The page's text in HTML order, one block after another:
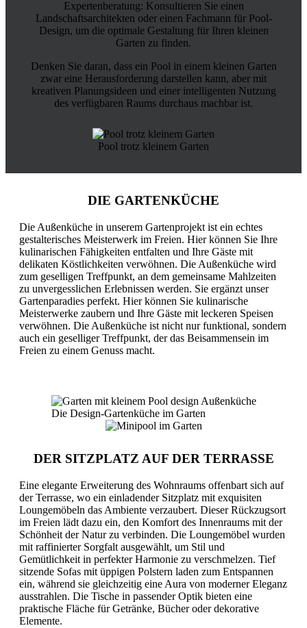
Expertenberatung: Konsultieren Sie einen
Landschaftsarchitekten oder einen Fachmann für Pool-
Design, um die optimale Gestaltung für Ihren kleinen
Garten zu finden.
Denken Sie daran, dass ein Pool in einem kleinen Garten
zwar eine Herausforderung darstellen kann, aber mit
kreativen Planungsideen und einer intelligenten Nutzung
des verfügbaren Raums durchaus machbar ist.
Pool trotz kleinem Garten
DIE GARTENKÜCHE
Die Außenküche in unserem Gartenprojekt ist ein echtes
gestalterisches Meisterwerk im Freien. Hier können Sie Ihre
kulinarischen Fähigkeiten entfalten und Ihre Gäste mit
delikaten Köstlichkeiten verwöhnen. Die Außenküche wird
zum geselligen Treffpunkt, an dem gemeinsame Mahlzeiten
zu unvergesslichen Erlebnissen werden. Sie ergänzt unser
Gartenparadies perfekt. Hier können Sie kulinarische
Meisterwerke zaubern und Ihre Gäste mit leckeren Speisen
verwöhnen. Die Außenküche ist nicht nur funktional, sondern
auch ein geselliger Treffpunkt, der das Beisammensein im
Freien zu einem Genuss macht.
Die Design-Gartenküche im Garten
DER SITZPLATZ AUF DER TERRASSE
Eine elegante Erweiterung des Wohnraums offenbart sich auf
der Terrasse, wo ein einladender Sitzplatz mit exquisiten
Loungemöbeln das Ambiente verzaubert. Dieser Rückzugsort
im Freien lädt dazu ein, den Komfort des Innenraums mit der
Schönheit der Natur zu verbinden. Die Loungemöbel wurden
mit raffinierter Sorgfalt ausgewählt, um Stil und
Gemütlichkeit in perfekter Harmonie zu verschmelzen. Tief
sitzende Sofas mit üppigen Polstern laden zum Entspannen
ein, während sie gleichzeitig eine Aura von moderner Eleganz
ausstrahlen. Die Tische in passender Optik bieten eine
praktische Fläche für Getränke, Bücher oder dekorative
Elemente.